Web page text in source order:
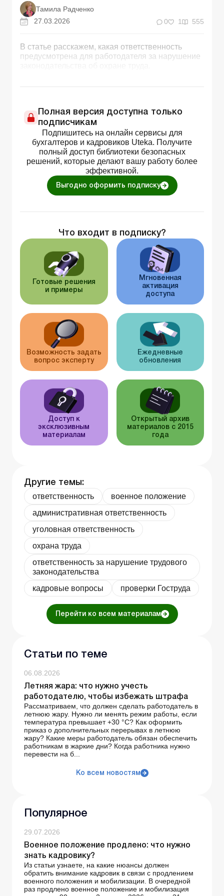
Тамила Радченко
27.03.2026
0 1 555
В статье расскажем, какая ответственность
предусмотрена для работодателя за нарушение
Полная версия доступна только
подписчикам
Подпишитесь на онлайн сервисы для
бухгалтеров и кадровиков Uteka. Получите
полный доступ библиотеки безопасных
решений, которые делают вашу работу более
эффективной.
Выгодно оформить подписку
Что входит в подписку?
Готовые решения
и примеры
Мгновенная
активация
доступа
Возможность задать
вопрос эксперту
Ежедневные
обновления
Доступ к
эксклюзивным
материалам
Открытый архив
материалов с 2015
года
Другие темы:
ответственность
военное положение
административная ответственность
уголовная ответственность
охрана труда
ответственность за нарушение трудового
законодательства
кадровые вопросы
проверки Гоструда
Перейти ко всем материалам
Статьи по теме
06.08.2026
Летняя жара: что нужно учесть
работодателю, чтобы избежать штрафа
Рассматриваем, что должен сделать работодатель в
летнюю жару. Нужно ли менять режим работы, если
температура превышает +30 °C? Как оформить
приказ о дополнительных перерывах в летнюю
жару? Какие меры работодатель обязан обеспечить
работникам в жаркие дни? Когда работника нужно
перевести на б...
Ко всем новостям
Популярное
29.07.2026
Военное положение продлено: что нужно
знать кадровику?
Из статьи узнаете, на какие нюансы должен
обратить внимание кадровик в связи с продлением
военного положения и мобилизации. В очередной
раз продлено военное положение и мобилизация